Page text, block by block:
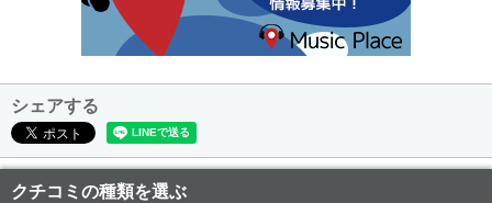
シェアする
クチコミの種類を選ぶ